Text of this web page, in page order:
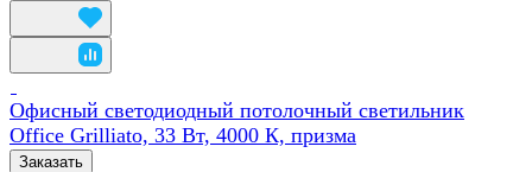
Офисный светодиодный потолочный светильник
Office Grilliato, 33 Вт, 4000 К, призма
Заказать